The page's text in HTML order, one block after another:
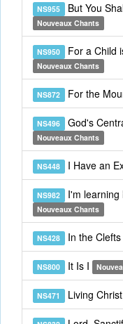
NS955 But You
Nouveaux Chants
NS950 For a Child
Nouveaux Chants
NS872 For the
NS496 God's
Nouveaux Chants
NS448 I Have an
NS982 I'm learning
Nouveaux Chants
NS428 In the Clefts
NS800 It Is I
NS471 Living